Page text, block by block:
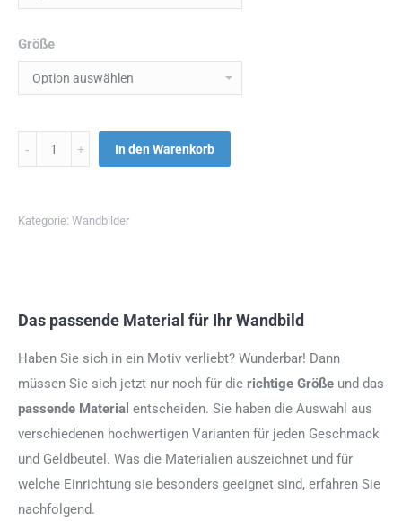
Größe
Menge In den Warenkorb
Kategorie: Wandbilder
Das passende Material für Ihr Wandbild
Haben Sie sich in ein Motiv verliebt? Wunderbar! Dann
müssen Sie sich jetzt nur noch für die richtige Größe und das
passende Material entscheiden. Sie haben die Auswahl aus
verschiedenen hochwertigen Varianten für jeden Geschmack
und Geldbeutel. Was die Materialien auszeichnet und für
welche Einrichtung sie besonders geeignet sind, erfahren Sie
nachfolgend.